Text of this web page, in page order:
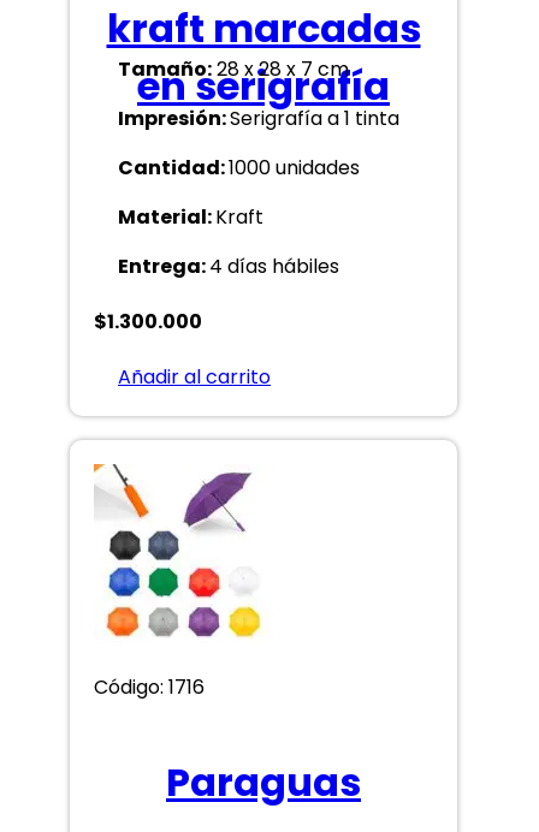
kraft marcadas
en serigrafía
Tamaño:28 x 28 x 7 cm
Impresión:Serigrafía a 1 tinta
Cantidad:1000 unidades
Material:Kraft
Entrega:4 días hábiles
$1.300.000
Añadir al carrito
Código: 1716
Paraguas